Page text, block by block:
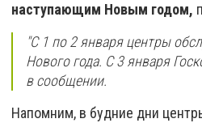
наступающим Новым годом,
"С 1 по 2 января центры
Нового года. С 3 января
в сообщении.
Напомним, в будние дни